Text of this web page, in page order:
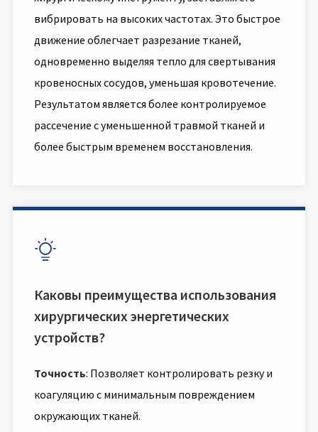
вибрировать на высоких частотах. Это быстрое
движение облегчает разрезание тканей,
одновременно выделяя тепло для свертывания
кровеносных сосудов, уменьшая кровотечение.
Результатом является более контролируемое
рассечение с уменьшенной травмой тканей и
более быстрым временем восстановления.

Каковы преимущества использования
хирургических энергетических
устройств?
Точность: Позволяет контролировать резку и
коагуляцию с минимальным повреждением
окружающих тканей.